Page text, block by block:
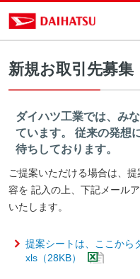
新規お取引先募集
ダイハツ工業では、み
ています。 従来の発想
待ちしております。
ご提案いただける場合は、
容を 記入の上、下記メール
いたします。
提案シートは、ここから
xls（28KB）